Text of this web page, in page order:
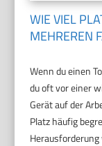
WIE VIEL
MEHREREN
Wenn du einen
du oft vor einer
Gerät auf der
Platz häufig